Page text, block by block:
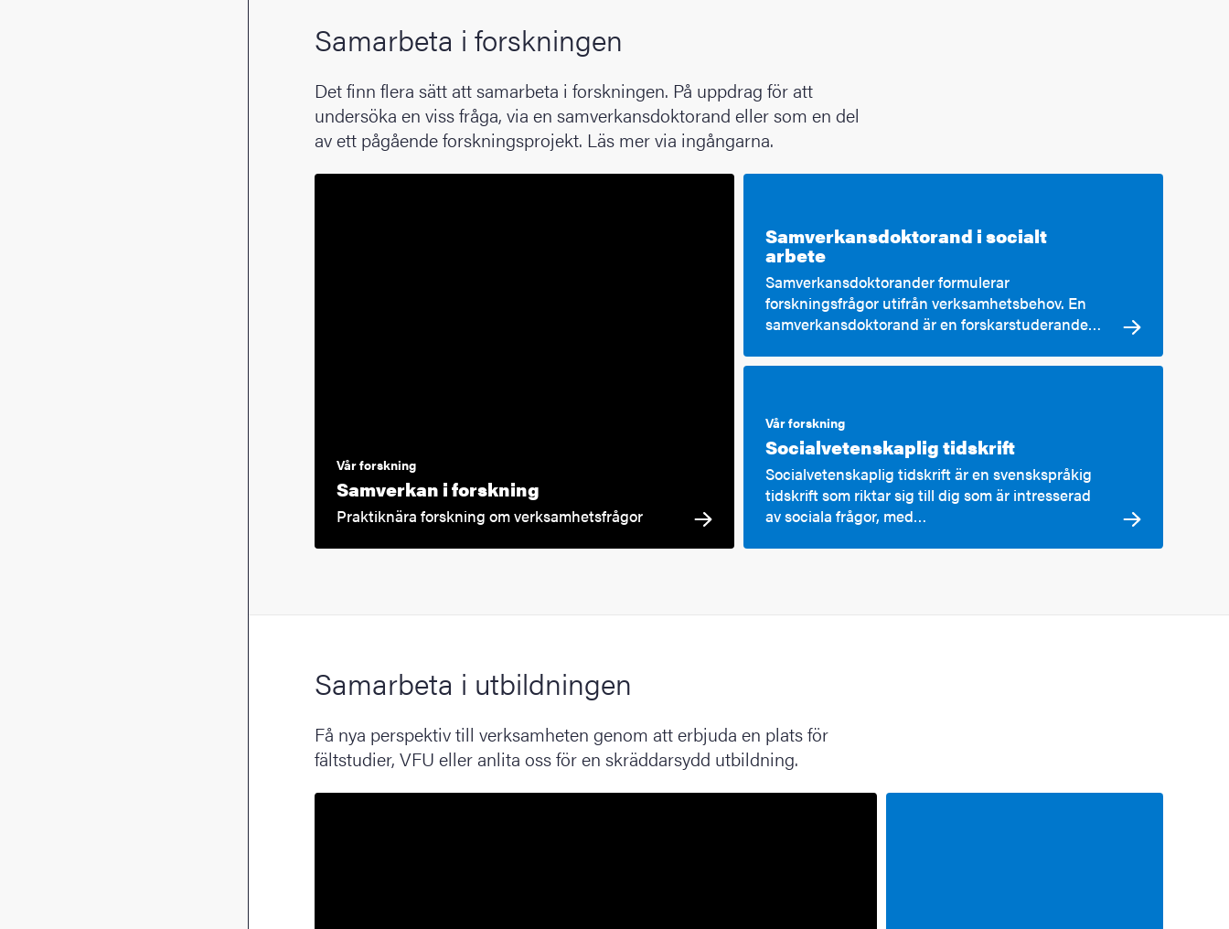
Samarbeta i forskningen
Det finn flera sätt att samarbeta i forskningen. På uppdrag för att
undersöka en viss fråga, via en samverkansdoktorand eller som en del
av ett pågående forskningsprojekt. Läs mer via ingångarna.
Vår forskning
Samverkan i forskning
Praktiknära forskning om verksamhetsfrågor
Samverkansdoktorand i socialt
arbete
Samverkansdoktorander formulerar
forskningsfrågor utifrån verksamhetsbehov. En
samverkansdoktorand är en forskarstuderande…
Vår forskning
Socialvetenskaplig tidskrift
Socialvetenskaplig tidskrift är en svenskspråkig
tidskrift som riktar sig till dig som är intresserad
av sociala frågor, med…
Samarbeta i utbildningen
Få nya perspektiv till verksamheten genom att erbjuda en plats för
fältstudier, VFU eller anlita oss för en skräddarsydd utbildning.